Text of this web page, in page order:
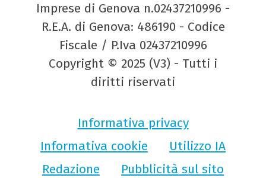
Imprese di Genova n.02437210996 -
R.E.A. di Genova: 486190 - Codice
Fiscale / P.Iva 02437210996
Copyright © 2025 (V3) - Tutti i
diritti riservati
Informativa privacy
Informativa cookie
Utilizzo IA
Redazione
Pubblicità sul sito